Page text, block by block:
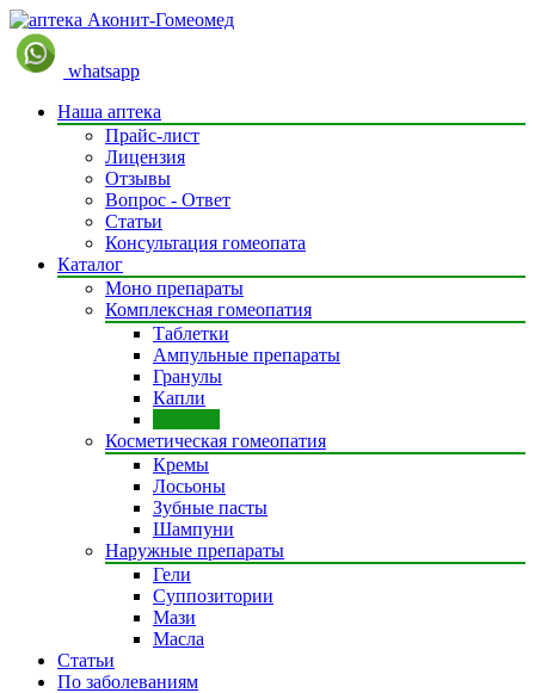
whatsapp
Наша аптека
Прайс-лист
Лицензия
Отзывы
Вопрос - Ответ
Статьи
Консультация гомеопата
Каталог
Моно препараты
Комплексная гомеопатия
Таблетки
Ампульные препараты
Гранулы
Капли
Косметическая гомеопатия
Кремы
Лосьоны
Зубные пасты
Шампуни
Наружные препараты
Гели
Суппозитории
Мази
Масла
Статьи
По заболеваниям